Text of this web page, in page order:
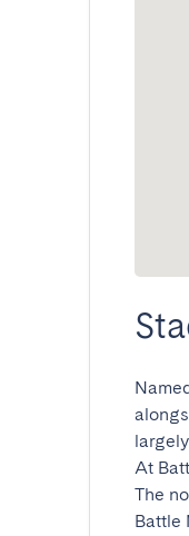
At
The
Battle